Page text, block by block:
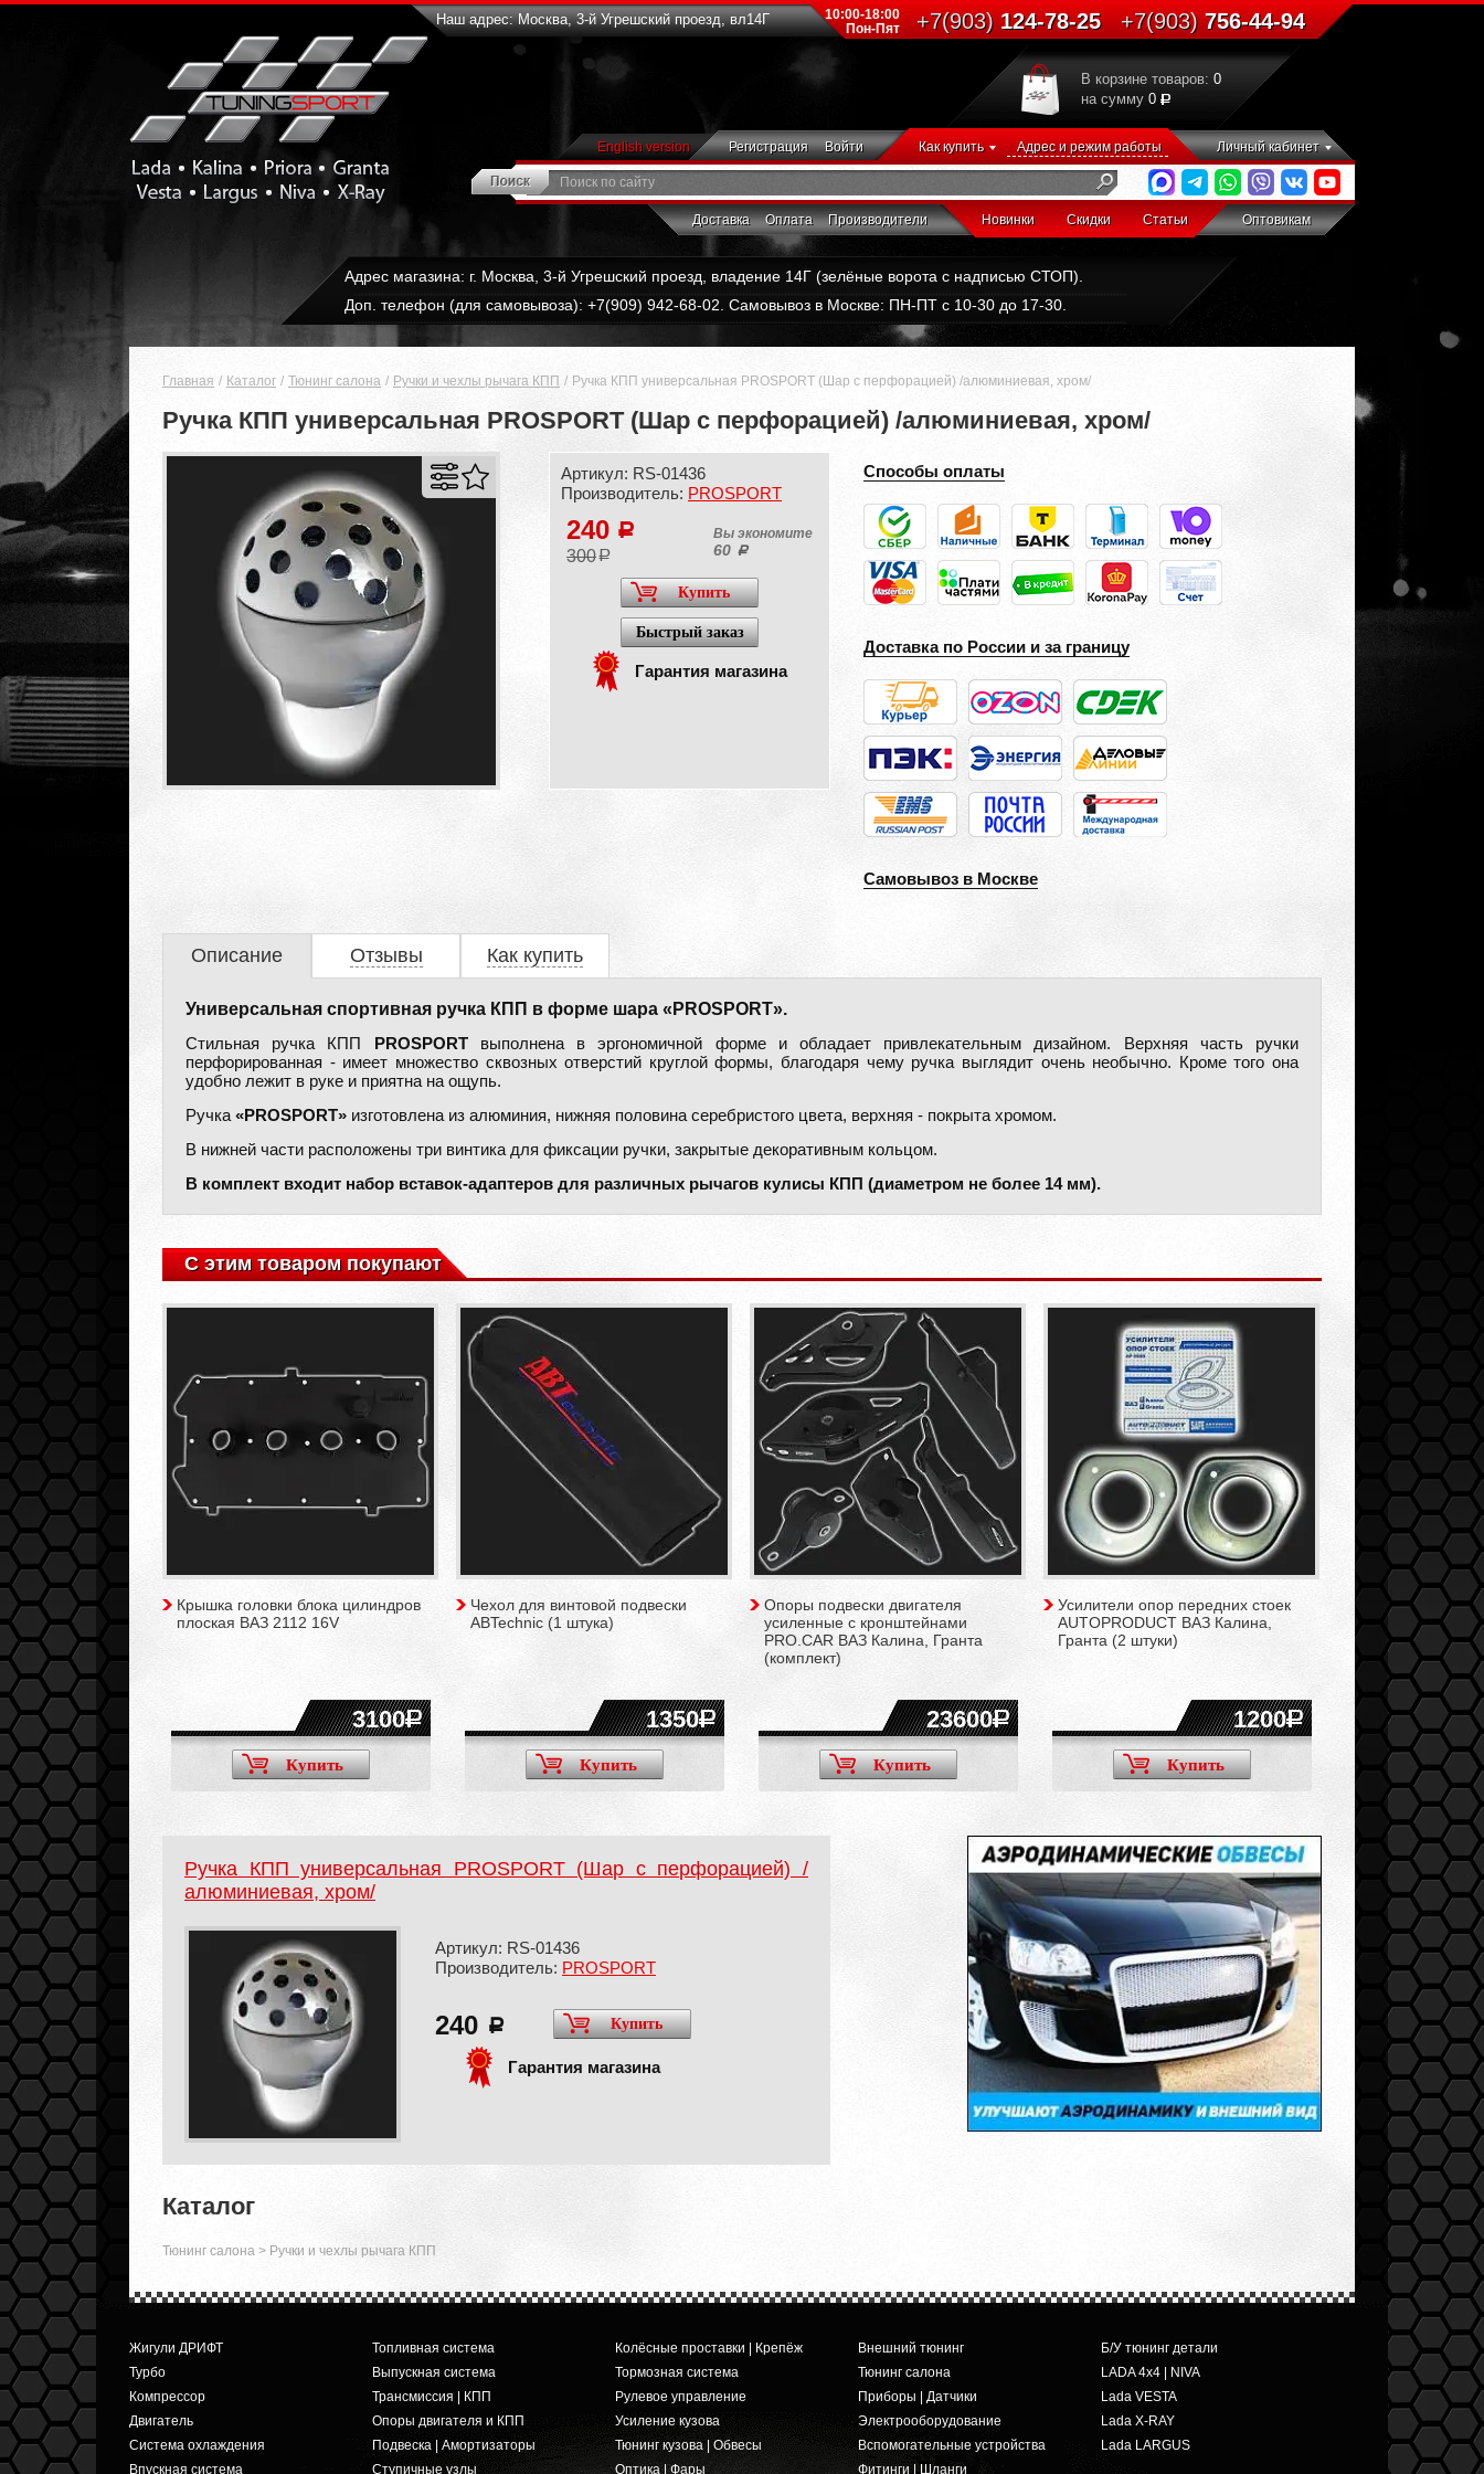
Наш адрес: Москва, 3-й Угрешский проезд, вл14Г
10:00-18:00
Пон-Пят
+7(903)124-78-25 +7(903)756-44-94
В корзине товаров: 0
на сумму 0
English version Регистрация Войти Как купить Адрес и режим работы Личный кабинет
Доставка Оплата Производители Новинки Скидки Статьи Оптовикам
Адрес магазина: г. Москва, 3-й Угрешский проезд, владение 14Г (зелёные ворота с надписью СТОП).
Доп. телефон (для самовывоза): +7(909) 942-68-02. Самовывоз в Москве: ПН-ПТ с 10-30 до 17-30.
Главная Каталог Тюнинг салона Ручки и чехлы рычага КПП Ручка КПП универсальная PROSPORT (Шар с перфорацией) /алюминиевая, хром/
Ручка КПП универсальная PROSPORT (Шар с перфорацией) /алюминиевая, хром/
Артикул: RS-01436
Производитель: PROSPORT
Вы экономите
60 a
240 a
300a
Купить
Быстрый заказ
Гарантия магазина
Способы оплаты
Доставка по России и за границу
Самовывоз в Москве
Описание Отзывы Как купить
Универсальная спортивная ручка КПП в форме шара «PROSPORT».
Стильная ручка КПП PROSPORTвыполнена в эргономичной форме и обладает привлекательным дизайном. Верхняя часть ручки
перфорированная - имеет множество сквозных отверстий круглой формы, благодаря чему ручка выглядит очень необычно. Кроме того она
удобно лежит в руке и приятна на ощупь.
Ручка «PROSPORT» изготовлена из алюминия, нижняя половина серебристого цвета, верхняя - покрыта хромом.
В нижней части расположены три винтика для фиксации ручки, закрытые декоративным кольцом.
В комплект входит набор вставок-адаптеров для различных рычагов кулисы КПП (диаметром не более 14 мм).
С этим товаром покупают
Крышка головки блока цилиндров
плоская ВАЗ 2112 16V
3100
Купить
Чехол для винтовой подвески
ABTechnic (1 штука)
1350
Купить
Опоры подвески двигателя
усиленные с кронштейнами
PRO.CAR ВАЗ Калина, Гранта
(комплект)
23600
Купить
Усилители опор передних стоек
AUTOPRODUCT ВАЗ Калина,
Гранта (2 штуки)
1200
Купить
Ручка КПП универсальная PROSPORT (Шар с перфорацией) /
алюминиевая, хром/
Артикул: RS-01436
Производитель: PROSPORT
240 a Купить
Гарантия магазина
Каталог
Тюнинг салона > Ручки и чехлы рычага КПП
Жигули ДРИФТ
Турбо
Компрессор
Двигатель
Система охлаждения
Впускная система
Топливная система
Выпускная система
Трансмиссия | КПП
Опоры двигателя и КПП
Подвеска | Амортизаторы
Ступичные узлы
Колёсные проставки | Крепёж
Тормозная система
Рулевое управление
Усиление кузова
Тюнинг кузова | Обвесы
Оптика | Фары
Внешний тюнинг
Тюнинг салона
Приборы | Датчики
Электрооборудование
Вспомогательные устройства
Фитинги | Шланги
Б/У тюнинг детали
LADA 4x4 | NIVA
Lada VESTA
Lada X-RAY
Lada LARGUS